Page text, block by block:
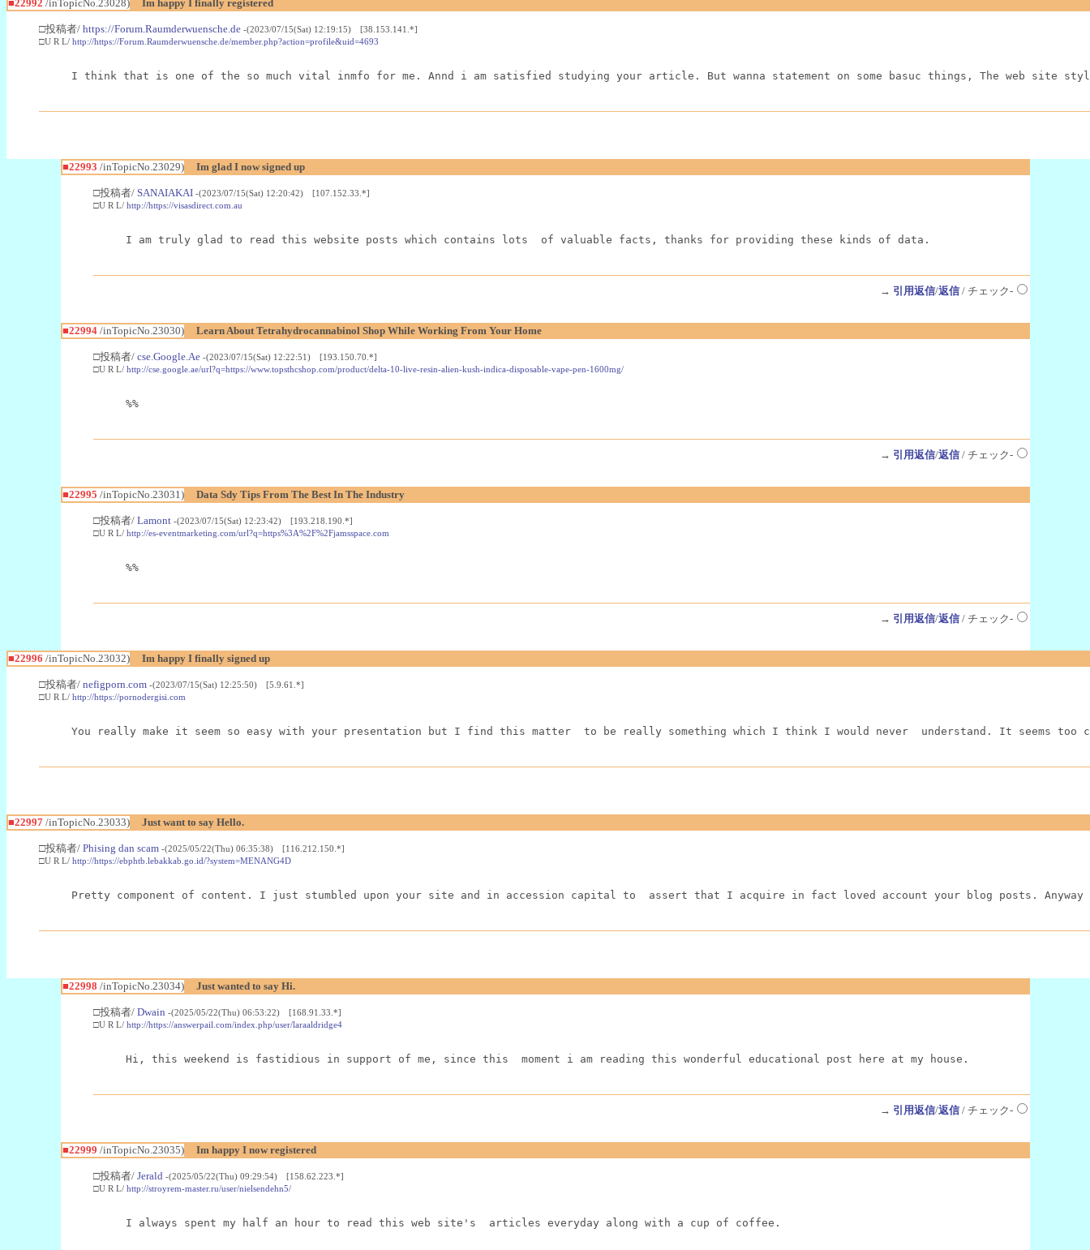
■22992 /inTopicNo.23028) Im happy I finally registered
□投稿者/ https://Forum.Raumderwuensche.de -(2023/07/15(Sat) 12:19:15) [38.153.141.*]
□U R L/ http://https://Forum.Raumderwuensche.de/member.php?action=profile&uid=4693
I think that is one of the so much vital inmfo for me. Annd i am satisfied studying your article. But wanna statement on some basuc things, The web
■22993 /inTopicNo.23029) Im glad I now signed up
□投稿者/ SANAIAKAI -(2023/07/15(Sat) 12:20:42) [107.152.33.*]
□U R L/ http://https://visasdirect.com.au
I am truly glad to read this website posts which contains lots  of valuable facts, thanks for providing these kinds of data.
→ 引用返信/返信/ チェック-
■22994/inTopicNo.23030) Learn About Tetrahydrocannabinol Shop While Working From Your Home
□投稿者/ cse.Google.Ae -(2023/07/15(Sat) 12:22:51) [193.150.70.*]
□U R L/ http://cse.google.ae/url?q=https://www.topsthcshop.com/product/delta-10-live-resin-alien-kush-indica-disposable-vape-pen-1600mg/
%%
→ 引用返信/返信/ チェック-
■22995 /inTopicNo.23031) Data Sdy Tips From The Best In The Industry
□投稿者/ Lamont -(2023/07/15(Sat) 12:23:42) [193.218.190.*]
□U R L/ http://es-eventmarketing.com/url?q=https%3A%2F%2Fjamsspace.com
%%
→ 引用返信/返信/ チェック-
■22996 /inTopicNo.23032) Im happy I finally signed up
□投稿者/ nefigporn.com -(2023/07/15(Sat) 12:25:50) [5.9.61.*]
□U R L/ http://https://pornodergisi.com
You really make it seem so easy with your presentation but I find this matter  to be really something which I think I would never  understand. It seems
■22997 /inTopicNo.23033) Just want to say Hello.
□投稿者/ Phising dan scam -(2025/05/22(Thu) 06:35:38) [116.212.150.*]
□U R L/ http://https://ebphtb.lebakkab.go.id/?system=MENANG4D
Pretty component of content. I just stumbled upon your site and in accession capital to  assert that I acquire in fact loved account your blog posts.
■22998 /inTopicNo.23034) Just wanted to say Hi.
□投稿者/ Dwain -(2025/05/22(Thu) 06:53:22) [168.91.33.*]
□U R L/ http://https://answerpail.com/index.php/user/laraaldridge4
Hi, this weekend is fastidious in support of me, since this  moment i am reading this wonderful educational post here at my house.
→ 引用返信/返信/ チェック-
■22999 /inTopicNo.23035) Im happy I now registered
□投稿者/ Jerald -(2025/05/22(Thu) 09:29:54) [158.62.223.*]
□U R L/ http://stroyrem-master.ru/user/nielsendehn5/
I always spent my half an hour to read this web site's  articles everyday along with a cup of coffee.